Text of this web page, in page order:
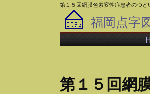
第１５回網膜色素変性症患者のつど
福岡点字
第１５回網